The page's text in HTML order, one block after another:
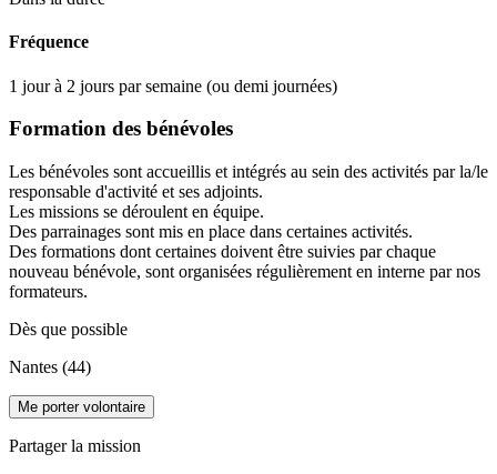
Fréquence
1 jour à 2 jours par semaine (ou demi journées)
Formation des bénévoles
Les bénévoles sont accueillis et intégrés au sein des activités par la/le
responsable d'activité et ses adjoints.
Les missions se déroulent en équipe.
Des parrainages sont mis en place dans certaines activités.
Des formations dont certaines doivent être suivies par chaque
nouveau bénévole, sont organisées régulièrement en interne par nos
formateurs.
Dès que possible
Nantes (44)
Me porter volontaire
Partager la mission